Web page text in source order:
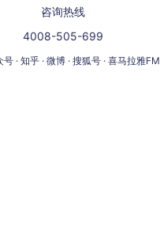
咨询热线
4008-505-699
· 知乎 · 微博 · 搜狐号 · 喜马拉雅FM